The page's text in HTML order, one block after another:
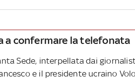
a confermare la telefonata
Sede, interpellata dai
e il presidente ucraino